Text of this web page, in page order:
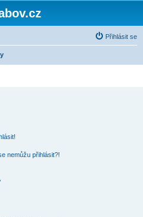
Přihlásit se
nemůžu přihlásit?!